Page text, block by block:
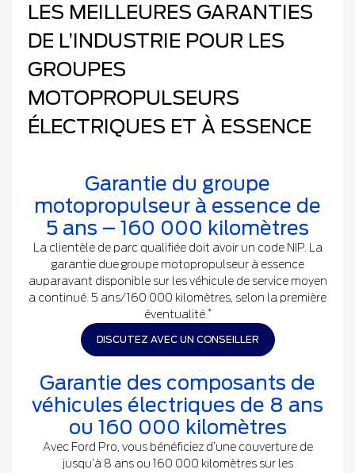
LES MEILLEURES GARANTIES
DE L’INDUSTRIE POUR LES
GROUPES
MOTOPROPULSEURS
ÉLECTRIQUES ET À ESSENCE
Garantie du groupe
motopropulseur à essence de
5 ans – 160 000 kilomètres
La clientèle de parc qualifiée doit avoir un code NIP. La
garantie due groupe motopropulseur à essence
auparavant disponible sur les véhicule de service moyen
a continué. 5 ans/160 000 kilomètres, selon la première
éventualité.*
DISCUTEZ AVEC UN CONSEILLER
Garantie des composants de
véhicules électriques de 8 ans
ou 160 000 kilomètres
Avec Ford Pro, vous bénéficiez d’une couverture de
jusqu’à 8 ans ou 160 000 kilomètres sur les